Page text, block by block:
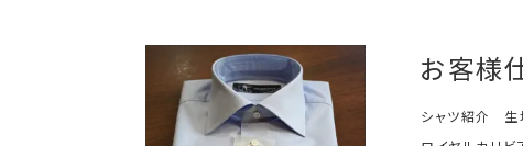
お客様
シャツ紹介
生